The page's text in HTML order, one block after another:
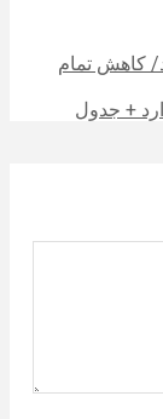
سکه امروز سه شنبه 12خرداد/ کاهش تمام